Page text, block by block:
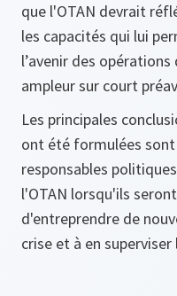
que l'OTAN devrait
les capacités qui lui
l’avenir des
ampleur sur court
Les principales
ont été formulées
responsables
l'OTAN lorsqu'ils
d'entreprendre de
crise et à en